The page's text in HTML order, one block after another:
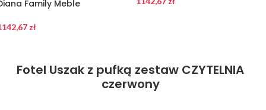
Family Meble
zł
Fotel Uszak z pufką zestaw CZYTELNIA
czerwony